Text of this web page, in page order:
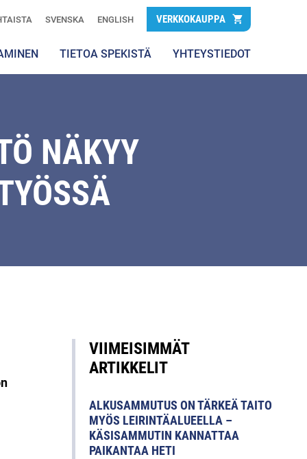
SVENSKA ENGLISH VERKKOKAUPPA
TIETOA SPEKISTÄ YHTEYSTIEDOT
NÄKYY
VIIMEISIMMÄT
ARTIKKELIT
ALKUSAMMUTUS ON TÄRKEÄ TAITO
MYÖS LEIRINTÄALUEELLA –
KÄSISAMMUTIN KANNATTAA
PAIKANTAA HETI